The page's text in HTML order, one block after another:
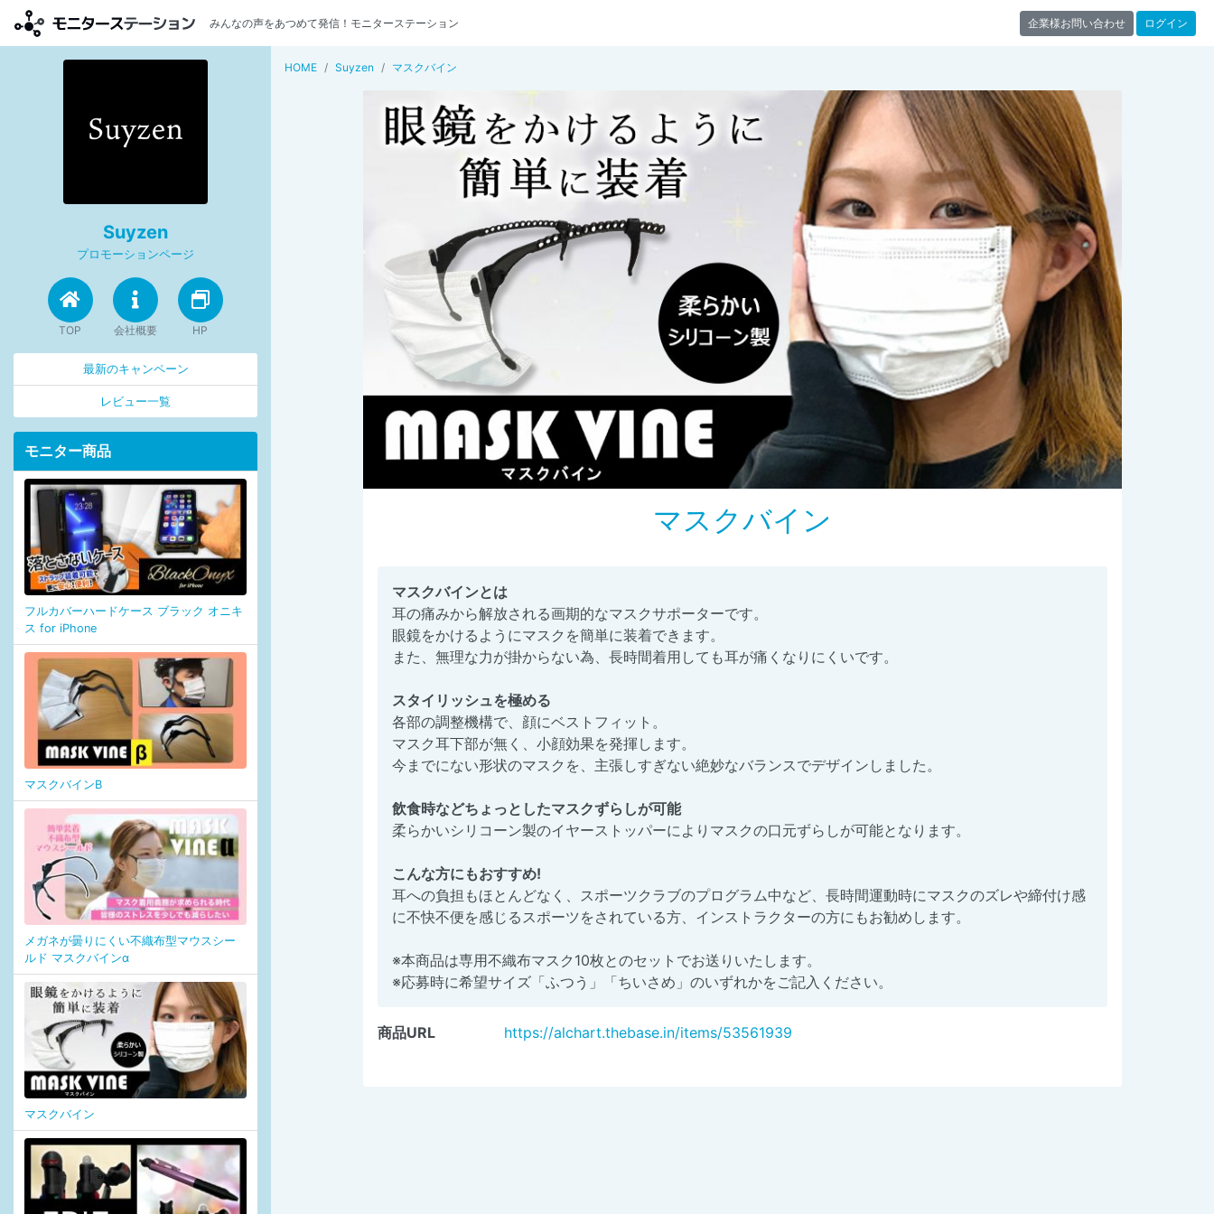
みんなの声をあつめて発信！モニターステーション 企業様お問い合わせ ログイン
HOME Suyzen マスクバイン
マスクバイン
マスクバインとは
耳の痛みから解放される画期的なマスクサポーターです。
眼鏡をかけるようにマスクを簡単に装着できます。
また、無理な力が掛からない為、長時間着用しても耳が痛くなりにくいです。
スタイリッシュを極める
各部の調整機構で、顔にベストフィット。
マスク耳下部が無く、小顔効果を発揮します。
今までにない形状のマスクを、主張しすぎない絶妙なバランスでデザインしました。
飲食時などちょっとしたマスクずらしが可能
柔らかいシリコーン製のイヤーストッパーによりマスクの口元ずらしが可能となります。
こんな方にもおすすめ!
耳への負担もほとんどなく、スポーツクラブのプログラム中など、長時間運動時にマスクのズレや締付け感
に不快不便を感じるスポーツをされている方、インストラクターの方にもお勧めします。
※本商品は専用不織布マスク10枚とのセットでお送りいたします。
※応募時に希望サイズ「ふつう」「ちいさめ」のいずれかをご記入ください。
商品URL https://alchart.thebase.in/items/53561939
Suyzen
プロモーションページ
TOP 会社概要 HP
最新のキャンペーン
レビュー一覧
モニター商品
フルカバーハードケース ブラック オニキ
ス for iPhone
マスクバインB
メガネが曇りにくい不織布型マウスシー
ルド マスクバインα
マスクバイン